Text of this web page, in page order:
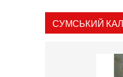
СУМСЬКИЙ